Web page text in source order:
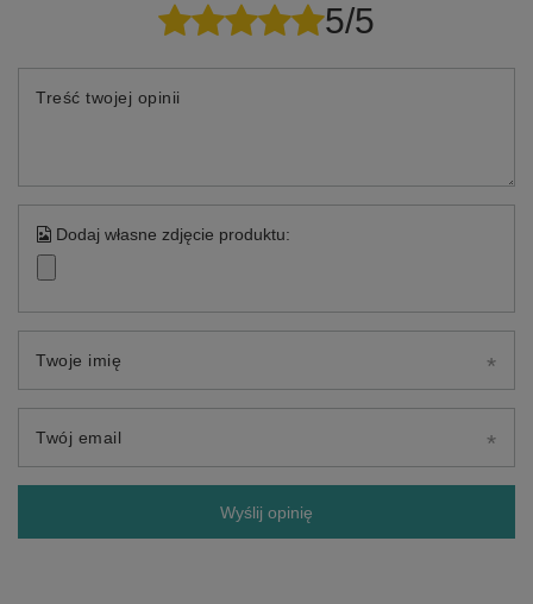
5/5
Treść twojej opinii
Dodaj własne zdjęcie produktu:
Twoje imię
Twój email
Wyślij opinię